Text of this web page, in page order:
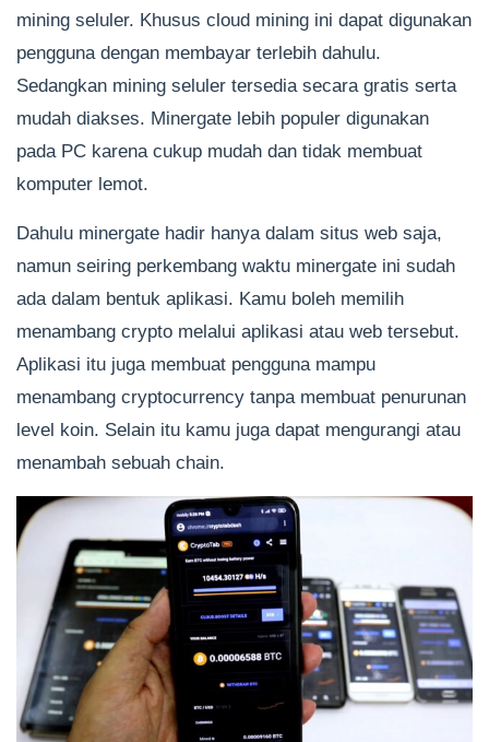
mining seluler. Khusus cloud mining ini dapat digunakan
pengguna dengan membayar terlebih dahulu.
Sedangkan mining seluler tersedia secara gratis serta
mudah diakses. Minergate lebih populer digunakan
pada PC karena cukup mudah dan tidak membuat
komputer lemot.
Dahulu minergate hadir hanya dalam situs web saja,
namun seiring perkembang waktu minergate ini sudah
ada dalam bentuk aplikasi. Kamu boleh memilih
menambang crypto melalui aplikasi atau web tersebut.
Aplikasi itu juga membuat pengguna mampu
menambang cryptocurrency tanpa membuat penurunan
level koin. Selain itu kamu juga dapat mengurangi atau
menambah sebuah chain.